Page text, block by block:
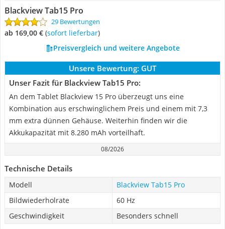
Blackview Tab15 Pro
29 Bewertungen
ab 169,00 € ( Sofort lieferbar)
Preisvergleich und weitere Angebote
Unsere Bewertung: GUT
Unser Fazit für Blackview Tab15 Pro:
An dem Tablet Blackview 15 Pro überzeugt uns eine
Kombination aus erschwinglichem Preis und einem mit 7,3
mm extra dünnen Gehäuse. Weiterhin finden wir die
Akkukapazität mit 8.280 mAh vorteilhaft.
08/2026
Technische Details
Modell
Blackview Tab15 Pro
Bildwiederholrate
60 Hz
Geschwindigkeit
Besonders schnell